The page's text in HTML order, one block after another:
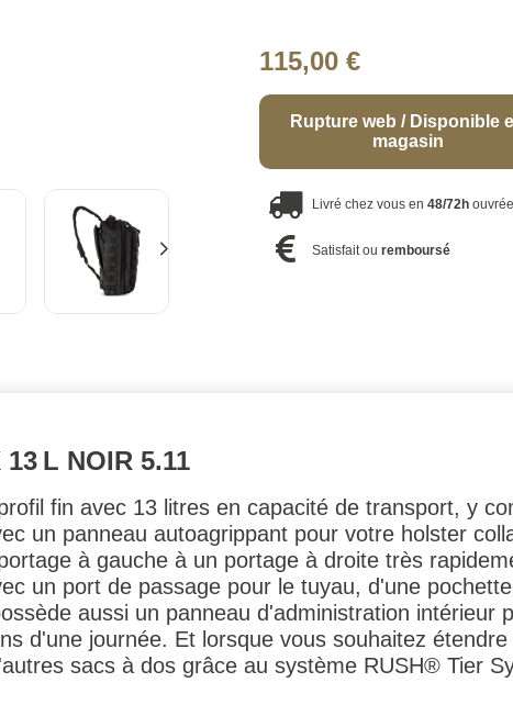
115,00 €
Rupture web / Disponible
magasin
Livré chez vous en48/72h
Satisfait ouremboursé
L NOIR 5.11
fin avec 13 litres en capacité de transport, y
un panneau autoagrippant pour votre holster
à gauche à un portage à droite très
un port de passage pour le tuyau, d'une
aussi un panneau d'administration intérieur
d'une journée. Et lorsque vous souhaitez
sacs à dos grâce au système RUSH® Tier